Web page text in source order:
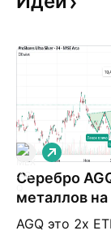
Серебро
металлов
Трампа
AGQ это 2x
Д
л
и
н
а
я